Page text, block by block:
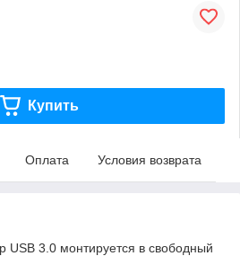
Купить
Оплата Условия возврата
USB 3.0 монтируется в свободный